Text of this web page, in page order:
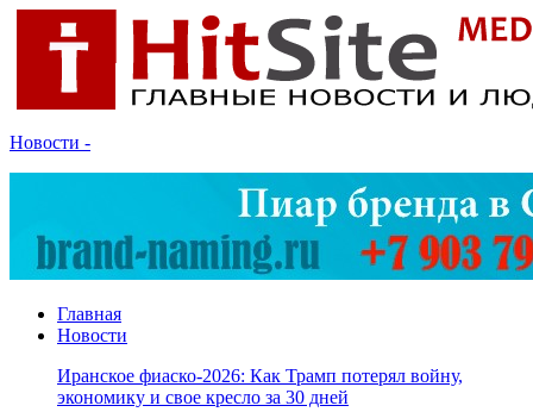
Новости -
Главная
Новости
Иранское фиаско-2026: Как Трамп потерял войну,
экономику и свое кресло за 30 дней